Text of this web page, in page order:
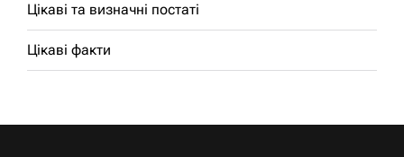
Цікаві та визначні постаті
Цікаві факти